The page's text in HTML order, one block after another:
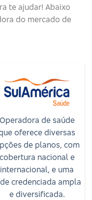
te ajudar! Abaixo
do mercado de
Operadora de saúde
oferece diversas
de planos, com
cobertura nacional e
internacional, e uma
credenciada ampla
e diversificada.